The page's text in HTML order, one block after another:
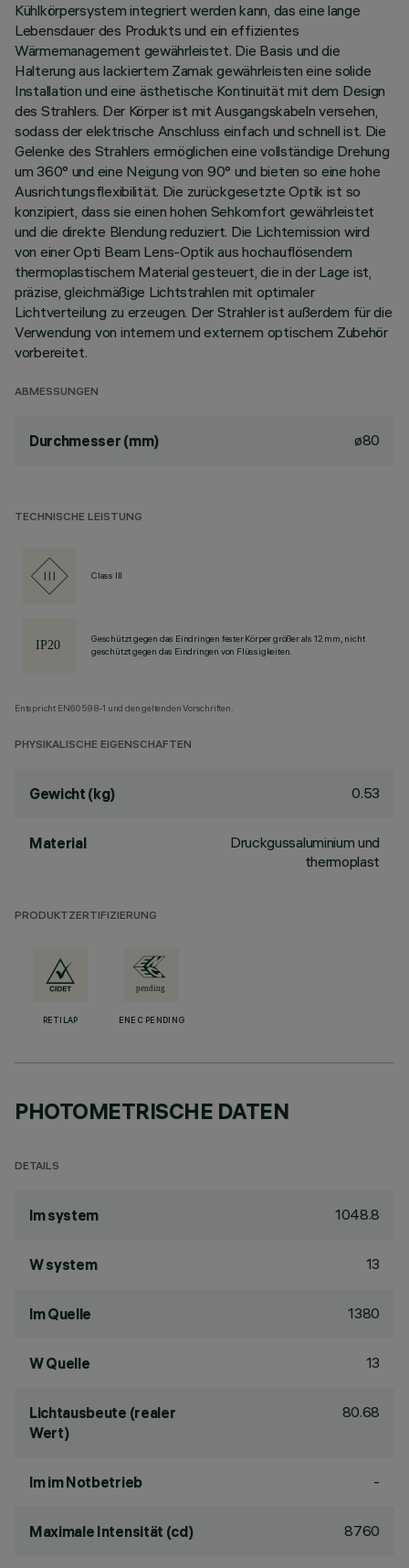
Kühlkörpersystem integriert werden kann, das eine lange
Lebensdauer des Produkts und ein effizientes
Wärmemanagement gewährleistet. Die Basis und die
Halterung aus lackiertem Zamak gewährleisten eine solide
Installation und eine ästhetische Kontinuität mit dem Design
des Strahlers. Der Körper ist mit Ausgangskabeln versehen,
sodass der elektrische Anschluss einfach und schnell ist. Die
Gelenke des Strahlers ermöglichen eine vollständige Drehung
um 360° und eine Neigung von 90° und bieten so eine hohe
Ausrichtungsflexibilität. Die zurückgesetzte Optik ist so
konzipiert, dass sie einen hohen Sehkomfort gewährleistet
und die direkte Blendung reduziert. Die Lichtemission wird
von einer Opti Beam Lens-Optik aus hochauflösendem
thermoplastischem Material gesteuert, die in der Lage ist,
präzise, gleichmäßige Lichtstrahlen mit optimaler
Lichtverteilung zu erzeugen. Der Strahler ist außerdem für die
Verwendung von internem und externem optischem Zubehör
vorbereitet.
ABMESSUNGEN
Durchmesser (mm) ø80
TECHNISCHE LEISTUNG
Class III
Geschützt gegen das Eindringen fester Körper größer als 12 mm, nicht
geschützt gegen das Eindringen von Flüssigkeiten.
Entspricht EN60598-1 und den geltenden Vorschriften.
PHYSIKALISCHE EIGENSCHAFTEN
Gewicht (kg) 0.53
Material
Druckgussaluminium und
thermoplast
PRODUKTZERTIFIZIERUNG
RETILAP ENEC PENDING
PHOTOMETRISCHE DATEN
DETAILS
lm system 1048.8
W system 13
lm Quelle 1380
W Quelle 13
Lichtausbeute (realer
Wert)
80.68
lm im Notbetrieb -
Maximale Intensität (cd) 8760